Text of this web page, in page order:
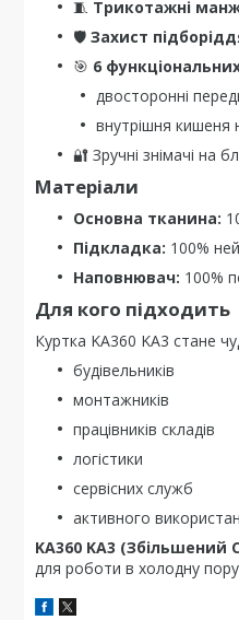
🧵 Трикотажні
🛡 Захист
🎯 6
двосторонні
внутрішня кишеня
🔐 Зручні знімачі на
Матеріали
Основна тканина:
Підкладка: 100%
Наповнювач: 100%
Для кого підходить
Куртка KA360 KA3 стане
будівельників
монтажників
працівників складів
логістики
сервісних служб
активного
KA360 KA3 (Збільшений
для роботи в холодну